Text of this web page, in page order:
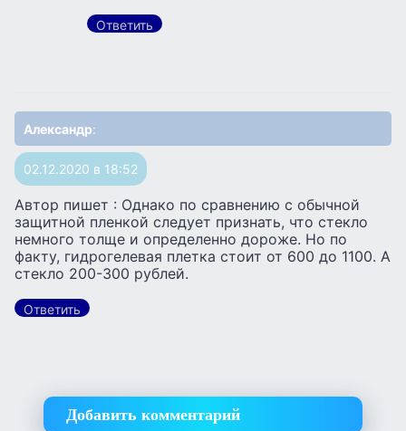
Ответить
Александр:
02.12.2020 в 18:52
Автор пишет : Однако по сравнению с обычной
защитной пленкой следует признать, что стекло
немного толще и определенно дороже. Но по
факту, гидрогелевая плетка стоит от 600 до 1100. А
стекло 200-300 рублей.
Ответить
Добавить комментарий